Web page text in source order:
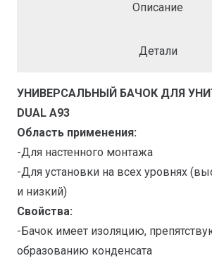
Описание
Детали
УНИВЕРСАЛЬНЫЙ БАЧОК ДЛЯ
DUAL A93
Область применения:
-Для настенного монтажа
-Для установки на всех уровнях
и низкий)
Свойства:
-Бачок имеет изоляцию,
образованию конденсата